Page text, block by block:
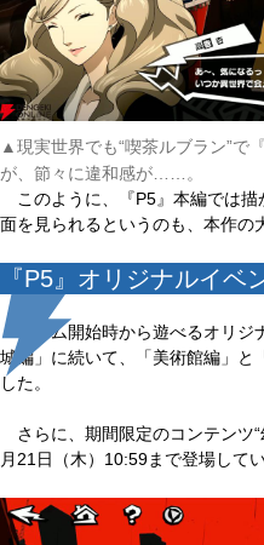
▲現実世界でも“喫茶ルブラン”で
が、節々に違和感が……。
このように、『P5』本編では描
面を見られるというのも、本作の
『P5』オリジナルイベ
ゲーム開始時から遊べるオリジ
城編」に続いて、「美術館編」と
した。
さらに、期間限定のコンテンツ“
月21日（木）10:59まで登場してい